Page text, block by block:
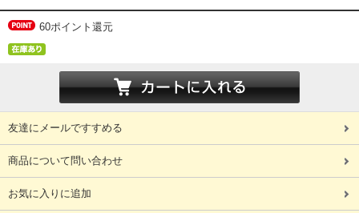
60ポイント還元
友達にメールですすめる
商品について問い合わせ
お気に入りに追加